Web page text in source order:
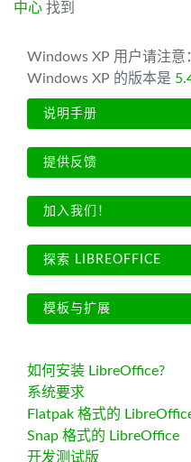
中心 找到
Windows XP 用户请注意
Windows XP 的版本是
说明手册
提供反馈
加入我们！
探索 LIBREOFFICE
模板与扩展
如何安装 LibreOffice?
系统要求
Flatpak 格式的
Snap 格式的 LibreOffice
开发测试版